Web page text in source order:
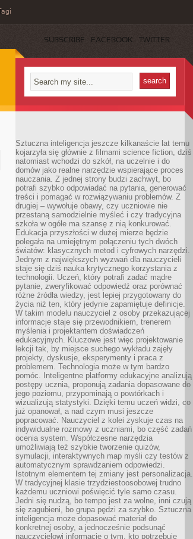
Tagi
SUBSCRIBE FACEBOOK TWITTER
Sztuczna inteligencja jeszcze kilkanaście lat temu
kojarzyła się głównie z filmami science fiction, dziś
natomiast wchodzi do szkół, na uczelnie i do
domów jako realne narzędzie wspierające proces
nauczania. Z jednej strony budzi zachwyt, bo
potrafi szybko odpowiadać na pytania, generować
treści i pomagać w rozwiązywaniu problemów. Z
drugiej – wywołuje obawy, czy uczniowie nie
przestaną samodzielnie myśleć i czy tradycyjna
szkoła w ogóle ma szansę z nią konkurować.
Edukacja przyszłości w dużej mierze będzie
polegała na umiejętnym połączeniu tych dwóch
światów: klasycznych metod i cyfrowych narzędzi.
Jednym z największych wyzwań dla nauczycieli
staje się dziś nauka krytycznego korzystania z
technologii. Uczeń, który potrafi zadać mądre
pytanie, zweryfikować odpowiedź oraz porównać
różne źródła wiedzy, jest lepiej przygotowany do
życia niż ten, który jedynie zapamiętuje definicje.
W takim modelu nauczyciel z osoby przekazującej
informacje staje się przewodnikiem, trenerem
myślenia i projektantem doświadczeń
edukacyjnych. Kluczowe jest więc projektowanie
lekcji tak, by miejsce suchego wykładu zajęły
projekty, dyskusje, eksperymenty i praca z
problemem. Technologia może w tym bardzo
pomóc. Inteligentne platformy edukacyjne analizują
postępy ucznia, proponują zadania dopasowane do
jego poziomu, przypominają o powtórkach i
wizualizują statystyki. Dzięki temu uczeń widzi, co
już opanował, a nad czym musi jeszcze
popracować. Nauczyciel z kolei zyskuje czas na
indywidualne rozmowy z uczniami, bo część zadań
ocenia system. Współczesne narzędzia
umożliwiają też szybkie tworzenie quizów,
symulacji, interaktywnych map myśli czy testów z
automatycznym sprawdzaniem odpowiedzi.
Istotnym elementem tej zmiany jest personalizacja.
W tradycyjnej klasie trzydziestoosobowej trudno
każdemu uczniowi poświęcić tyle samo czasu.
Jedni się nudzą, bo tempo jest za wolne, inni czują
się zagubieni, bo grupa pędzi za szybko. Sztuczna
inteligencja może dopasować materiał do
konkretnej osoby, a jednocześnie podsunąć
nauczycielowi informacje o tym, kto potrzebuje